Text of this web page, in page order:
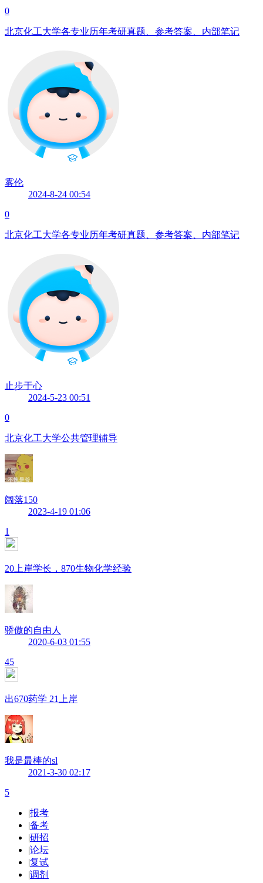
0
北京化工大学各专业历年考研真题、参考答案、内部笔记
雾伦
2024-8-24 00:54
0
北京化工大学各专业历年考研真题、参考答案、内部笔记
止步于心
2024-5-23 00:51
0
北京化工大学公共管理辅导
阔落150
2023-4-19 01:06
1
20上岸学长，870生物化学经验
骄傲的自由人
2020-6-03 01:55
45
出670药学 21上岸
我是最棒的sl
2021-3-30 02:17
5
|报考
|备考
|研招
|论坛
|复试
|调剂